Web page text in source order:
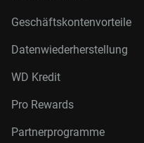
Geschäftskontenvorteile
Datenwiederherstellung
WD Kredit
Pro Rewards
Partnerprogramme